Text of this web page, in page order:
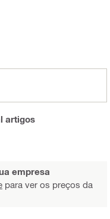
artigos
empresa
para ver os preços da